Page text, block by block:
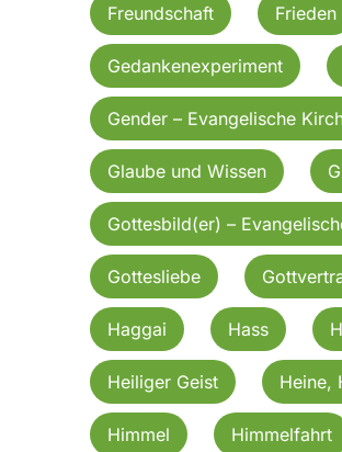
Freundschaft Frieden
Gedankenexperiment
Gender – Evangelische
Glaube und Wissen
Gottesbild(er) –
Gottesliebe
Haggai Hass
Heiliger Geist Heine,
Himmel Himmelfahrt